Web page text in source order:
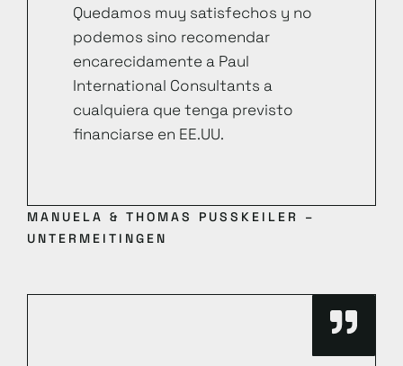
Quedamos muy satisfechos y no
podemos sino recomendar
encarecidamente a Paul
International Consultants a
cualquiera que tenga previsto
financiarse en EE.UU.
MANUELA & THOMAS PUSSKEILER –
UNTERMEITINGEN